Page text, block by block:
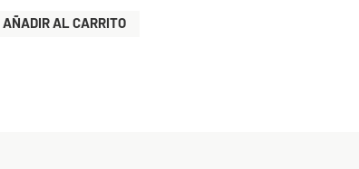
AÑADIR AL CARRITO